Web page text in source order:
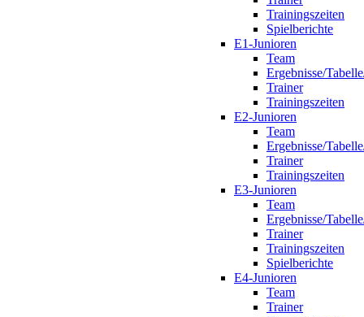
Trainingszeiten
Spielberichte
E1-Junioren
Team
Ergebnisse/
Trainer
Trainingszeiten
E2-Junioren
Team
Ergebnisse/
Trainer
Trainingszeiten
E3-Junioren
Team
Ergebnisse/
Trainer
Trainingszeiten
Spielberichte
E4-Junioren
Team
Trainer